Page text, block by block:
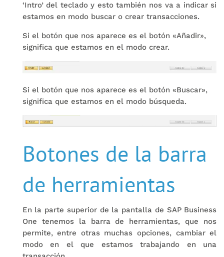
‘Intro’ del teclado y esto también nos va a indicar si
estamos en modo buscar o crear transacciones.
Si el botón que nos aparece es el botón «Añadir»,
significa que estamos en el modo crear.
Si el botón que nos aparece es el botón «Buscar»,
significa que estamos en el modo búsqueda.
Botones de la barra
de herramientas
En la parte superior de la pantalla de SAP Business
One tenemos la barra de herramientas, que nos
permite, entre otras muchas opciones, cambiar el
modo en el que estamos trabajando en una